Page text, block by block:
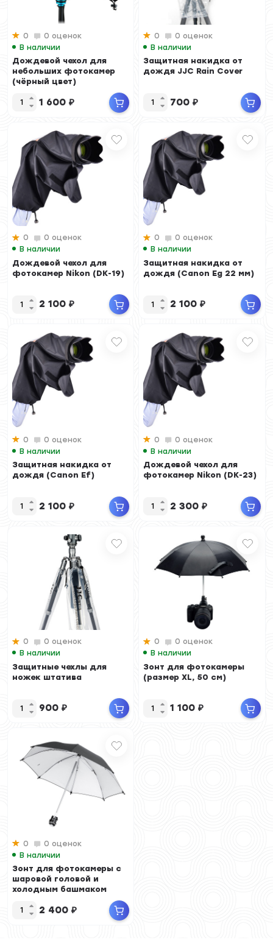
0
0 оценок
В наличии
Дождевой чехол для
небольших фотокамер
(чёрный цвет)
1 600 ₽
0
0 оценок
В наличии
Защитная накидка от
дождя JJC Rain Cover
700 ₽
0
0 оценок
В наличии
Дождевой чехол для
фотокамер Nikon (DK-19)
2 100 ₽
0
0 оценок
В наличии
Защитная накидка от
дождя (Canon Eg 22 мм)
2 100 ₽
0
0 оценок
В наличии
Защитная накидка от
дождя (Canon Ef)
2 100 ₽
0
0 оценок
В наличии
Дождевой чехол для
фотокамер Nikon (DK-23)
2 300 ₽
0
0 оценок
В наличии
Защитные чехлы для
ножек штатива
900 ₽
0
0 оценок
В наличии
Зонт для фотокамеры
(размер XL, 50 см)
1 100 ₽
0
0 оценок
В наличии
Зонт для фотокамеры с
шаровой головой и
холодным башмаком
2 400 ₽